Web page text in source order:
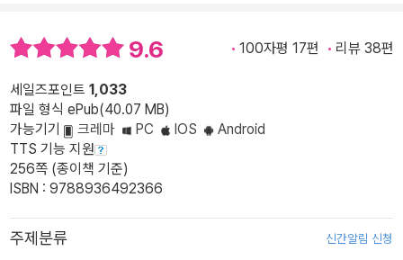
9.6 100자평 17편 리뷰 38편
세일즈포인트 1,033
파일 형식 ePub(40.07 MB)
가능기기
크레마 PC IOS
Android
TTS 기능 지원
256쪽 (종이책 기준)
ISBN : 9788936492366
주제분류 신간알림 신청